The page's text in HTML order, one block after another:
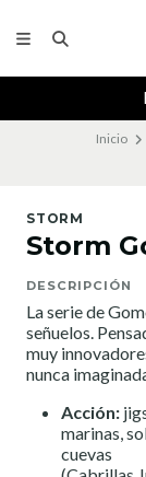
Inicio
STORM
Storm
DESCRIPCIÓN
La serie de
señuelos.
muy
nunca
Acción:
marinas,
cuevas